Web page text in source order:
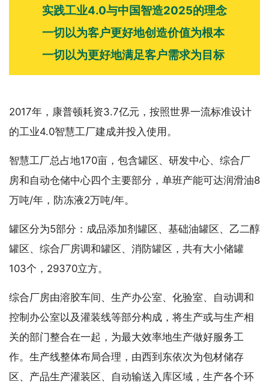
实践工业4.0与中国智造2025的理念
一切以为客户更好地创造价值为根本
一切以为更好地满足客户需求为目标
2017年，康普顿耗资3.7亿元，按照世界一流标准设计
的工业4.0智慧工厂建成并投入使用。
智慧工厂总占地170亩，包含罐区、研发中心、综合厂
房和自动仓储中心四个主要部分，单班产能可达润滑油8
万吨/年，防冻液2万吨/年。
罐区分为5部分：成品添加剂罐区、基础油罐区、乙二醇
罐区、综合厂房调和罐区、消防罐区，共有大小储罐
103个，29370立方。
综合厂房由溶胶车间、生产办公室、化验室、自动调和
控制办公室以及灌装线等部分构成，将生产或与生产相
关的部门整合在一起，为最大效率地生产做好服务工
作。生产线整体布局合理，由西到东依次为包材储存
区、产品生产灌装区、自动输送入库区域，生产各个环